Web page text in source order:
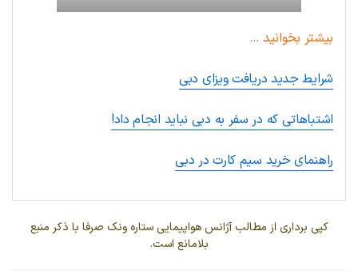
بیشتر بخوانید …
شرایط جدید دریافت ویزای دبی
اشتباهاتی که در سفر به دبی نباید انجام داد!
راهنمای خرید سیم کارت در دبی
کپی برداری از مطالب آژانس هواپیمایی ستاره ونک صرفا با ذکر منبع
بلامانع است.